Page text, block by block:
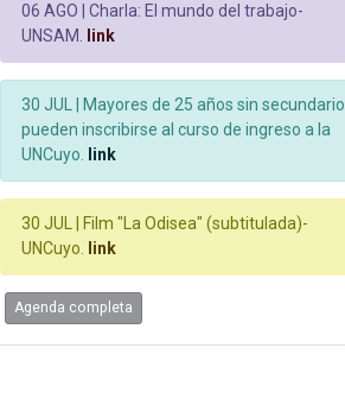
06 AGO |
Charla: El mundo del trabajo-
UNSAM.
link
30 JUL |
Mayores de 25 años sin secundario
pueden inscribirse al curso de ingreso a la
UNCuyo.
link
30 JUL |
Film "La Odisea" (subtitulada)-
UNCuyo.
link
Agenda completa